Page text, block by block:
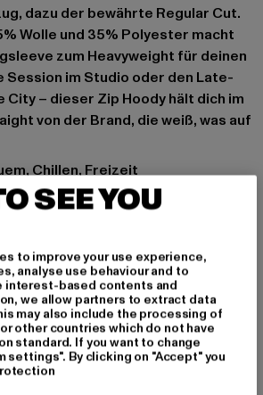
dazu der bewährte Regular Cut.
Wolle und 35% Polyester macht
zum Heavyweight für deinen
Session im Studio oder den Late-
City – dieser Zip Hoody hält dich im
von der Brand, die weiß, was auf
Chillen, Freizeit
mit Kordelzug
65% Wolle, 35% Polyester
SEE YOU
to improve your use experience,
analyse use behaviour and to
interest-based contents and
we allow partners to extract data
may also include the processing of
other countries which do not have
standard. If you want to change
settings". By clicking on "Accept" you